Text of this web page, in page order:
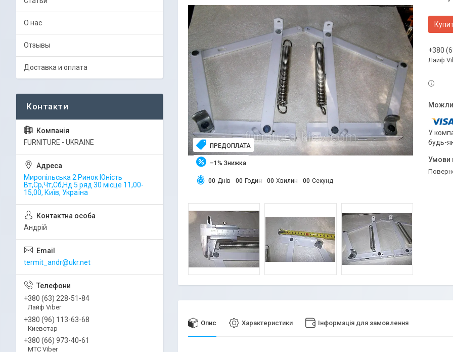
ПРЕДОПЛАТА
–1%
00 Днів 00 Годин 00 Хвилин 00 Секунд
+380
Лайф
У
будь-
Опис Характеристики Інформація для замовлення
О нас
Отзывы
Доставка и оплата
FURNITURE - UKRAINE
Миропільська 2 Ринок Юність
Вт,Ср,Чт,Сб,Нд 5 ряд 30 місце 11,00-
15,00, Київ, Україна
Андрій
termit_andr@ukr.net
+380 (63) 228-51-84
Лайф Viber
+380 (96) 113-63-68
Киевстар
+380 (66) 973-40-61
МТС Viber